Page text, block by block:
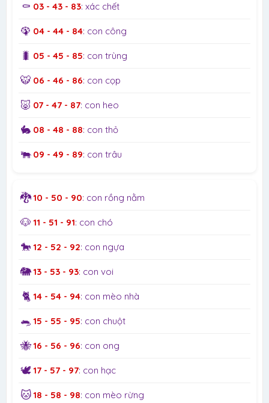
⚰️ 03 - 43 - 83: xác chết
🦚 04 - 44 - 84: con công
🐛 05 - 45 - 85: con trùng
🐯 06 - 46 - 86: con cọp
🐷 07 - 47 - 87: con heo
🐇 08 - 48 - 88: con thỏ
🐃 09 - 49 - 89: con trâu
🐉10 - 50 - 90: con rồng nằm
🐶 11 - 51 - 91: con chó
🐎 12 - 52 - 92: con ngựa
🐘13 - 53 - 93: con voi
🐈 14 - 54 - 94: con mèo nhà
🐀 15 - 55 - 95: con chuột
🐝16 - 56 - 96: con ong
🕊️17 - 57 - 97: con hạc
🐱18 - 58 - 98: con mèo rừng